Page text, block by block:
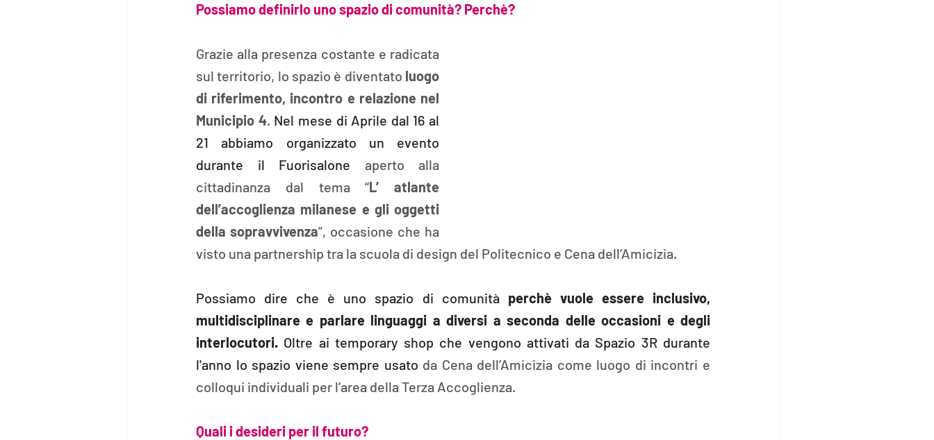
Possiamo definirlo uno spazio di comunità? Perchè?
Grazie alla presenza costante e radicata
sul territorio, lo spazio è diventato luogo
di riferimento, incontro e relazione nel
Municipio 4. Nel mese di Aprile dal 16 al
21 abbiamo organizzato un evento
durante il Fuorisalone aperto alla
cittadinanza dal tema “L’ atlante
dell’accoglienza milanese e gli oggetti
della sopravvivenza”, occasione che ha
visto una partnership tra la scuola di design del Politecnico e Cena dell’Amicizia.
Possiamo dire che è uno spazio di comunità perchè vuole essere inclusivo,
multidisciplinare e parlare linguaggi a diversi a seconda delle occasioni e degli
interlocutori. Oltre ai temporary shop che vengono attivati da Spazio 3R durante
l'anno lo spazio viene sempre usato da Cena dell’Amicizia come luogo di incontri e
colloqui individuali per l’area della Terza Accoglienza.
Quali i desideri per il futuro?